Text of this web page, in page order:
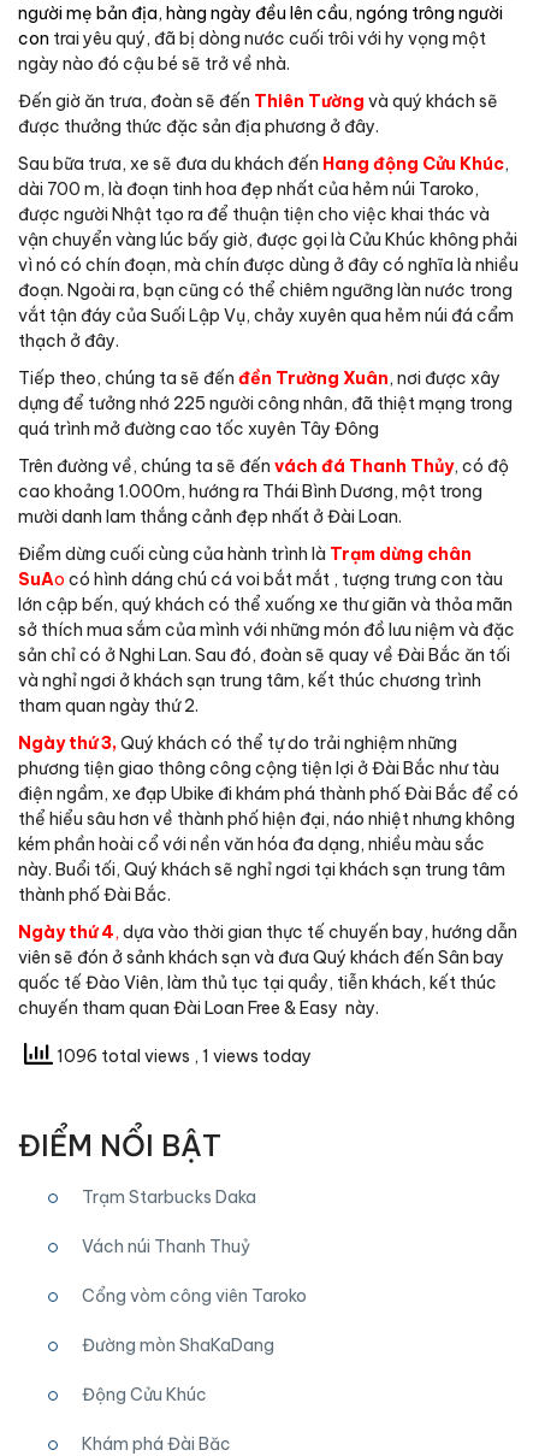
người mẹ bản địa, hàng ngày đều lên cầu, ngóng trông người
con trai yêu quý, đã bị dòng nước cuối trôi với hy vọng một
ngày nào đó cậu bé sẽ trở về nhà.
Đến giờ ăn trưa, đoàn sẽ đến Thiên Tường và quý khách sẽ
được thưởng thức đặc sản địa phương ở đây.
Sau bữa trưa, xe sẽ đưa du khách đến Hang động Cửu Khúc,
dài 700 m, là đoạn tinh hoa đẹp nhất của hẻm núi Taroko,
được người Nhật tạo ra để thuận tiện cho việc khai thác và
vận chuyển vàng lúc bấy giờ, được gọi là Cửu Khúc không phải
vì nó có chín đoạn, mà chín được dùng ở đây có nghĩa là nhiều
đoạn. Ngoài ra, bạn cũng có thể chiêm ngưỡng làn nước trong
vắt tận đáy của Suối Lập Vụ, chảy xuyên qua hẻm núi đá cẩm
thạch ở đây.
Tiếp theo, chúng ta sẽ đến đền Trường Xuân, nơi được xây
dựng để tưởng nhớ 225 người công nhân, đã thiệt mạng trong
quá trình mở đường cao tốc xuyên Tây Đông
Trên đường về, chúng ta sẽ đến vách đá Thanh Thủy, có độ
cao khoảng 1.000m, hướng ra Thái Bình Dương, một trong
mười danh lam thắng cảnh đẹp nhất ở Đài Loan.
Điểm dừng cuối cùng của hành trình là Trạm dừng chân
SuAo có hình dáng chú cá voi bắt mắt , tượng trưng con tàu
lớn cập bến, quý khách có thể xuống xe thư giãn và thỏa mãn
sở thích mua sắm của mình với những món đồ lưu niệm và đặc
sản chỉ có ở Nghi Lan. Sau đó, đoàn sẽ quay về Đài Bắc ăn tối
và nghỉ ngơi ở khách sạn trung tâm, kết thúc chương trình
tham quan ngày thứ 2.
Ngày thứ 3,Quý khách có thể tự do trải nghiệm những
phương tiện giao thông công cộng tiện lợi ở Đài Bắc như tàu
điện ngầm, xe đạp Ubike đi khám phá thành phố Đài Bắc để có
thể hiểu sâu hơn về thành phố hiện đại, náo nhiệt nhưng không
kém phần hoài cổ với nền văn hóa đa dạng, nhiều màu sắc
này. Buổi tối, Quý khách sẽ nghỉ ngơi tại khách sạn trung tâm
thành phố Đài Bắc.
Ngày thứ 4, dựa vào thời gian thực tế chuyến bay, hướng dẫn
viên sẽ đón ở sảnh khách sạn và đưa Quý khách đến Sân bay
quốc tế Đào Viên, làm thủ tục tại quầy, tiễn khách, kết thúc
chuyến tham quan Đài Loan Free & Easy này.
1096 total views , 1 views today
ĐIỂM NỔI BẬT
Trạm Starbucks Daka
Vách núi Thanh Thuỷ
Cổng vòm công viên Taroko
Đường mòn ShaKaDang
Động Cửu Khúc
Khám phá Đài Băc